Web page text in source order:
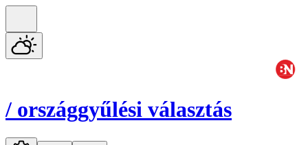
/ országgyűlési választás